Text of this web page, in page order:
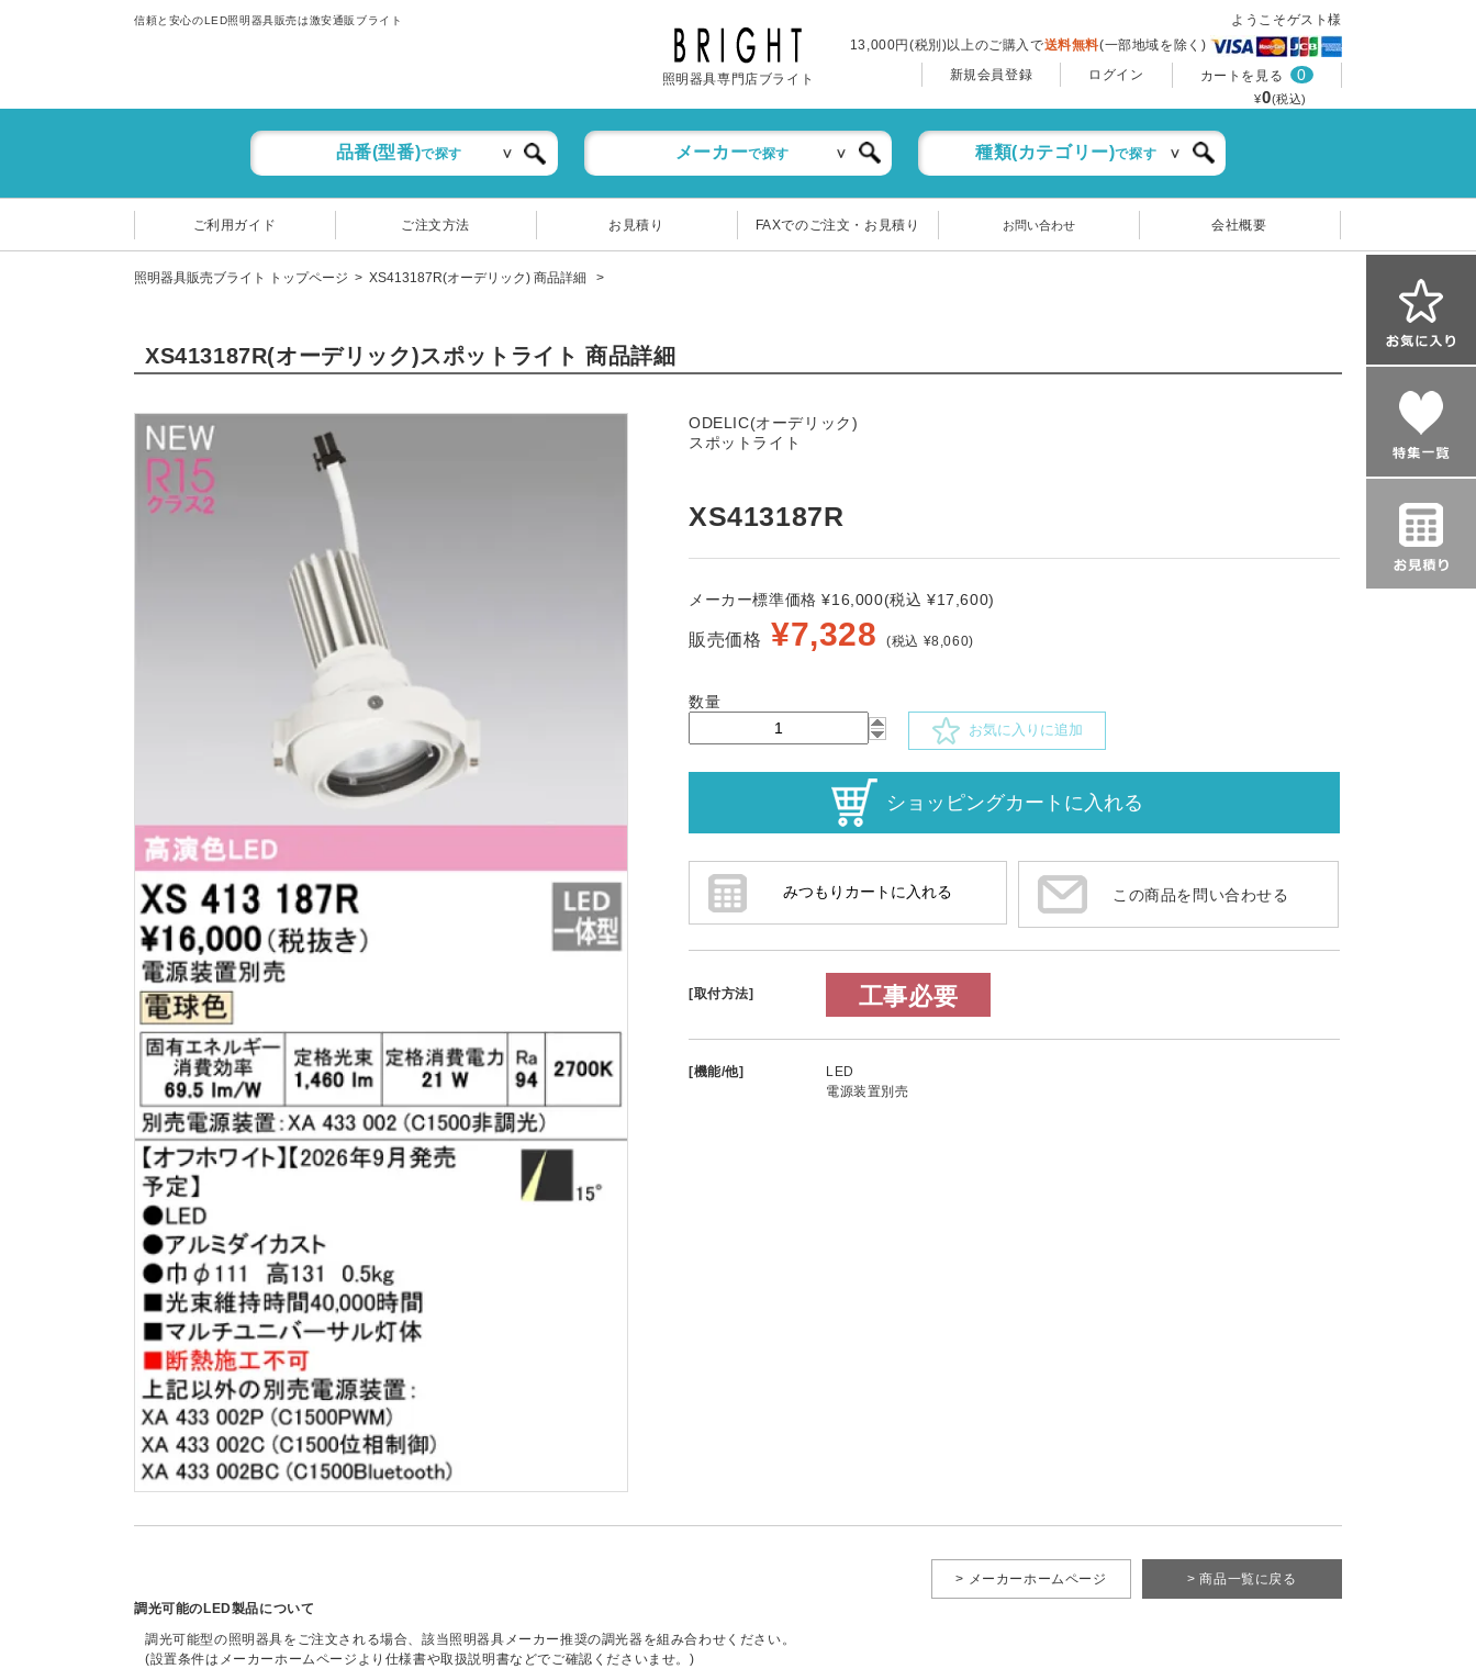
信頼と安心のLED照明器具販売は激安通販ブライト
照明器具専門店ブライト
ようこそゲスト様
13,000円(税別)以上のご購入で送料無料(一部地域を除く)
新規会員登録
ログイン カートを見る 0
¥0(税込)
品番(型番)で探す メーカーで探す 種類(カテゴリー)で探す
ご利用ガイド ご注文方法 お見積り FAXでのご注文・お見積り お問い合わせ 会社概要
照明器具販売ブライト トップページ XS413187R(オーデリック) 商品詳細
XS413187R(オーデリック)スポットライト 商品詳細
ODELIC(オーデリック)
スポットライト
XS413187R
メーカー標準価格 ¥16,000(税込 ¥17,600)
販売価格 ¥7,328 (税込 ¥8,060)
数量
お気に入りに追加
この商品を問い合わせる
[取付方法] 工事必要
[機能/他]
LED
電源装置別売
> 商品一覧に戻る
> メーカーホームページ
調光可能のLED製品について
調光可能型の照明器具をご注文される場合、該当照明器具メーカー推奨の調光器を組み合わせください。
(設置条件はメーカーホームページより仕様書や取扱説明書などでご確認くださいませ。)